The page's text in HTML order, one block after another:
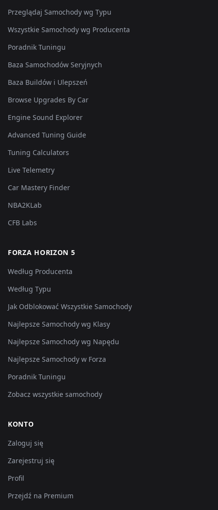
Przeglądaj Samochody wg Typu
Wszystkie Samochody wg Producenta
Poradnik Tuningu
Baza Samochodów Seryjnych
Baza Buildów i Ulepszeń
Browse Upgrades By Car
Engine Sound Explorer
Advanced Tuning Guide
Tuning Calculators
Live Telemetry
Car Mastery Finder
NBA2KLab
CFB Labs
FORZA HORIZON 5
Według Producenta
Według Typu
Jak Odblokować Wszystkie Samochody
Najlepsze Samochody wg Klasy
Najlepsze Samochody wg Napędu
Najlepsze Samochody w Forza
Poradnik Tuningu
Zobacz wszystkie samochody
KONTO
Zaloguj się
Zarejestruj się
Profil
Przejdź na Premium